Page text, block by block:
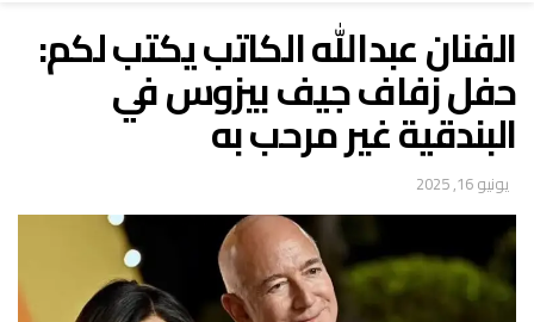
الفنان عبدالله الكاتب يكتب لكم:
حفل زفاف جيف بيزوس في
البندقية غير مرحب به
يونيو 16, 2025